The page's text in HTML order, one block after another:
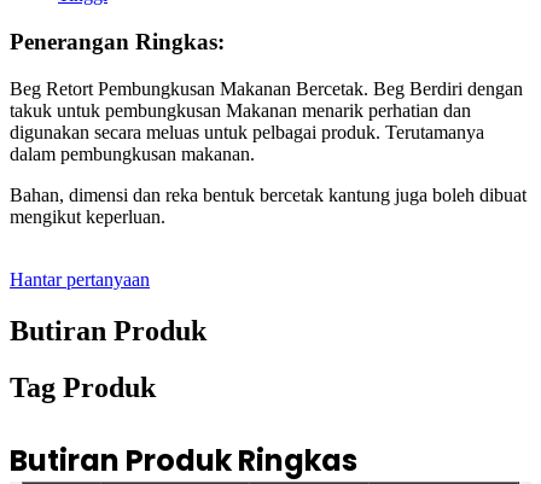
Penerangan Ringkas:
Beg Retort Pembungkusan Makanan Bercetak. Beg Berdiri dengan
takuk untuk pembungkusan Makanan menarik perhatian dan
digunakan secara meluas untuk pelbagai produk. Terutamanya
dalam pembungkusan makanan.
Bahan, dimensi dan reka bentuk bercetak kantung juga boleh dibuat
mengikut keperluan.
Hantar pertanyaan
Butiran Produk
Tag Produk
Butiran Produk Ringkas